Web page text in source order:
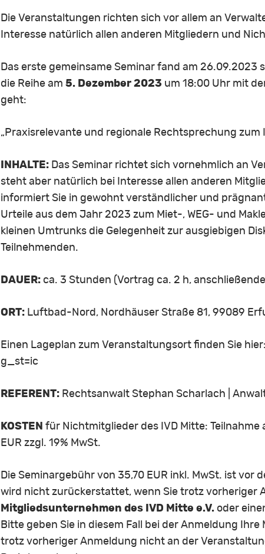
Die Veranstaltungen richten sich vor allem an
Interesse natürlich allen anderen Mitgliedern und
Das erste gemeinsame Seminar fand am
die Reihe am 5. Dezember 2023 um 18:00 Uhr mit
geht:
„Praxisrelevante und regionale Rechtsprechung zum
INHALTE: Das Seminar richtet sich vornehmlich an
steht aber natürlich bei Interesse allen anderen
informiert Sie in gewohnt verständlicher und
Urteile aus dem Jahr 2023 zum Miet-, WEG- und
kleinen Umtrunks die Gelegenheit zur ausgiebigen
Teilnehmenden.
DAUER: ca. 3 Stunden (Vortrag ca. 2 h,
ORT: Luftbad-Nord, Nordhäuser Straße 81, 99089
Einen Lageplan zum Veranstaltungsort finden Sie
g_st=ic
REFERENT: Rechtsanwalt Stephan Scharlach |
KOSTEN für Nichtmitglieder des IVD Mitte:
EUR zzgl. 19% MwSt.
Die Seminargebühr von 35,70 EUR inkl. MwSt. ist vor
wird nicht zurückerstattet, wenn Sie trotz vorheriger
Mitgliedsunternehmen des IVD Mitte e.V. oder
Bitte geben Sie in diesem Fall bei der Anmeldung
trotz vorheriger Anmeldung nicht an der